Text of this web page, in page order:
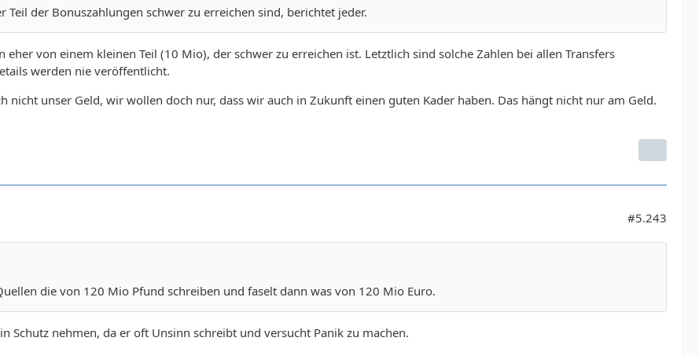
Teil der Bonuszahlungen schwer zu erreichen sind, berichtet jeder.
eher von einem kleinen Teil (10 Mio), der schwer zu erreichen ist. Letztlich sind solche Zahlen bei allen Transfers
werden nie veröffentlicht.
nicht unser Geld, wir wollen doch nur, dass wir auch in Zukunft einen guten Kader haben. Das hängt nicht nur am Geld.
#5.243
die von 120 Mio Pfund schreiben und faselt dann was von 120 Mio Euro.
Schutz nehmen, da er oft Unsinn schreibt und versucht Panik zu machen.